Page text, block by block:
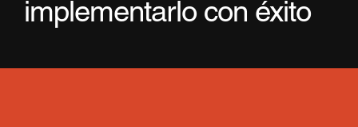
implementarlo con éxito